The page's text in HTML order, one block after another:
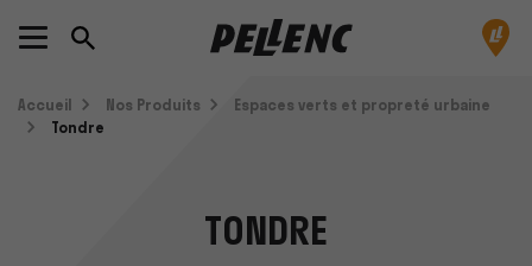
Accueil Nos Produits
Espaces verts et propreté urbaine
Tondre
TONDRE